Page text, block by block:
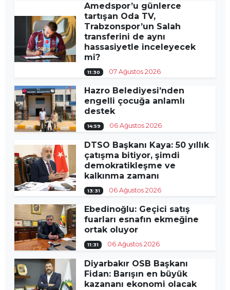
Amedspor’u günlerce
tartışan Oda TV,
Trabzonspor’un Salah
transferini de aynı
hassasiyetle inceleyecek
mi?
11:30 07 Ağustos 2026
Hazro Belediyesi’nden
engelli çocuğa anlamlı
destek
14:59 06 Ağustos 2026
DTSO Başkanı Kaya: 50 yıllık
çatışma bitiyor, şimdi
demokratikleşme ve
kalkınma zamanı
13:31 06 Ağustos 2026
Ebedinoğlu: Geçici satış
fuarları esnafın ekmeğine
ortak oluyor
11:31 06 Ağustos 2026
Diyarbakır OSB Başkanı
Fidan: Barışın en büyük
kazananı ekonomi olacak